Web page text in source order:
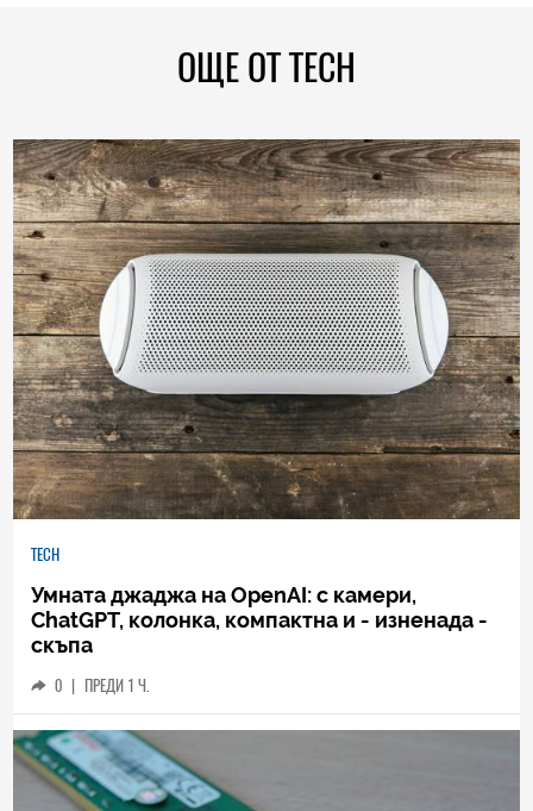
ОЩЕ ОТ TECH
TECH
Умната джаджа на OpenAI: с камери,
ChatGPT, колонка, компактна и - изненада -
скъпа
0 | ПРЕДИ 1 Ч.